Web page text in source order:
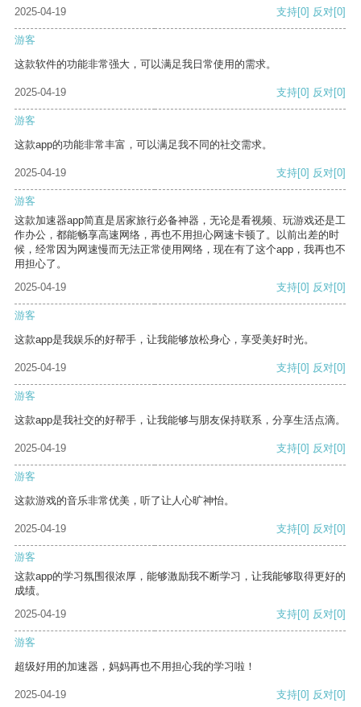
2025-04-19 支持[0] 反对[0]
游客
这款软件的功能非常强大，可以满足我日常使用的需求。
2025-04-19 支持[0] 反对[0]
游客
这款app的功能非常丰富，可以满足我不同的社交需求。
2025-04-19 支持[0] 反对[0]
游客
这款加速器app简直是居家旅行必备神器，无论是看视频、玩游戏还是工
作办公，都能畅享高速网络，再也不用担心网速卡顿了。以前出差的时
候，经常因为网速慢而无法正常使用网络，现在有了这个app，我再也不
用担心了。
2025-04-19
支持[0] 反对[0]
游客
这款app是我娱乐的好帮手，让我能够放松身心，享受美好时光。
2025-04-19 支持[0] 反对[0]
游客
这款app是我社交的好帮手，让我能够与朋友保持联系，分享生活点滴。
2025-04-19 支持[0] 反对[0]
游客
这款游戏的音乐非常优美，听了让人心旷神怡。
2025-04-19 支持[0] 反对[0]
游客
这款app的学习氛围很浓厚，能够激励我不断学习，让我能够取得更好的
成绩。
2025-04-19
支持[0] 反对[0]
游客
超级好用的加速器，妈妈再也不用担心我的学习啦！
2025-04-19 支持[0] 反对[0]